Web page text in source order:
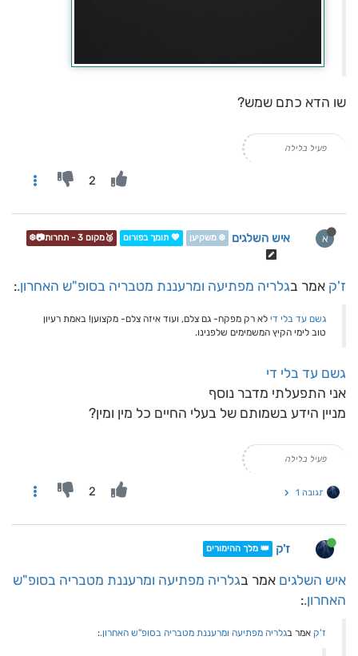
שו הדא כתם שמש?
פעיל בלילה
2
א איש השלגים ❄️ משקיען 💖 תומך בפורום 🥉מקום 3 - תחרות📷❄️
ז'ק אמר בגלריה מפתיעה ומרעננת מטבריה בסופ"ש האחרון.:
גשם עד בלי די לא רק מפקח- גם צלם, ועוד איזה צלם- מקצוען! באמת רעיון
טוב לימי הקיץ המשמימים שלפנינו.
גשם עד בלי די
אני התפעלתי מדבר נוסף
מניין הידע בשמותם של בעלי החיים כל מין ומין?
פעיל בלילה
תגובה 1 2
ז'ק 👑 מלך ההימורים
איש השלגים אמר בגלריה מפתיעה ומרעננת מטבריה בסופ"ש
האחרון.:
ז'ק אמר בגלריה מפתיעה ומרעננת מטבריה בסופ"ש האחרון.: